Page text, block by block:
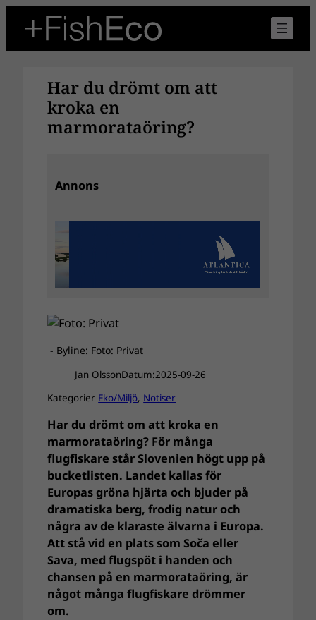
innehåll
Har du drömt om att
kroka en
marmorataöring?
Annons
- Byline: Foto: Privat
Jan OlssonDatum:2025-09-26
Kategorier Eko/Miljö, Notiser
Har du drömt om att kroka en
marmorataöring? För många
flugfiskare står Slovenien högt upp på
bucketlisten. Landet kallas för
Europas gröna hjärta och bjuder på
dramatiska berg, frodig natur och
några av de klaraste älvarna i Europa.
Att stå vid en plats som Soča eller
Sava, med flugspöt i handen och
chansen på en marmorataöring, är
något många flugfiskare drömmer
om.